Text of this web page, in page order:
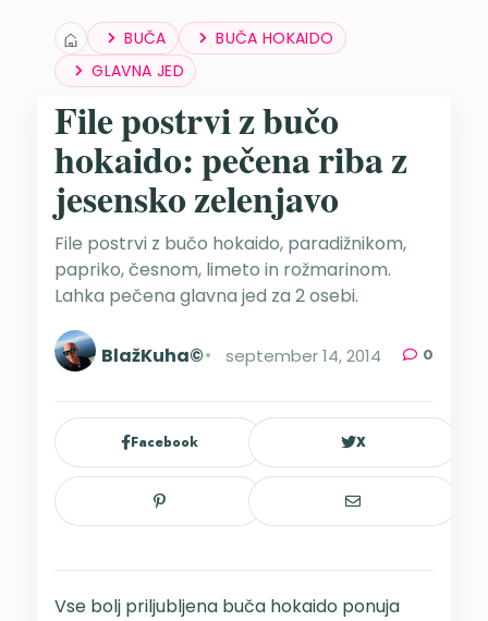
BUČA
BUČA HOKAIDO
GLAVNA JED
File postrvi z bučo
hokaido: pečena riba z
jesensko zelenjavo
File postrvi z bučo hokaido, paradižnikom,
papriko, česnom, limeto in rožmarinom.
Lahka pečena glavna jed za 2 osebi.
BlažKuha© september 14, 2014 0
Facebook X
Vse bolj priljubljena buča hokaido ponuja